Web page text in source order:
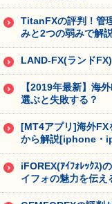
TitanFXの評判！管
みと2つの弱みで解
LAND-FX(ランド
【2019年最新】海
選ぶと失敗する？
[MT4アプリ]海外FX
から解説[iphone・
iFOREX(ｱｲﾌｫﾚｯｸｽ)
イフォの魅力を伝え